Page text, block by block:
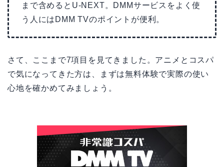
まで含めるとU-NEXT。DMMサービスをよく使
う人にはDMM TVのポイントが便利。
さて、ここまで7項目を見てきました。アニメとコスパ
で気になってきた方は、まずは無料体験で実際の使い
心地を確かめてみましょう。